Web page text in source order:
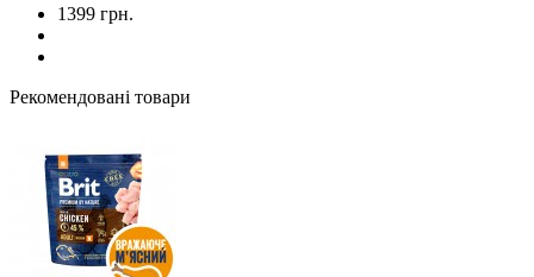
1399 грн.
Рекомендовані товари